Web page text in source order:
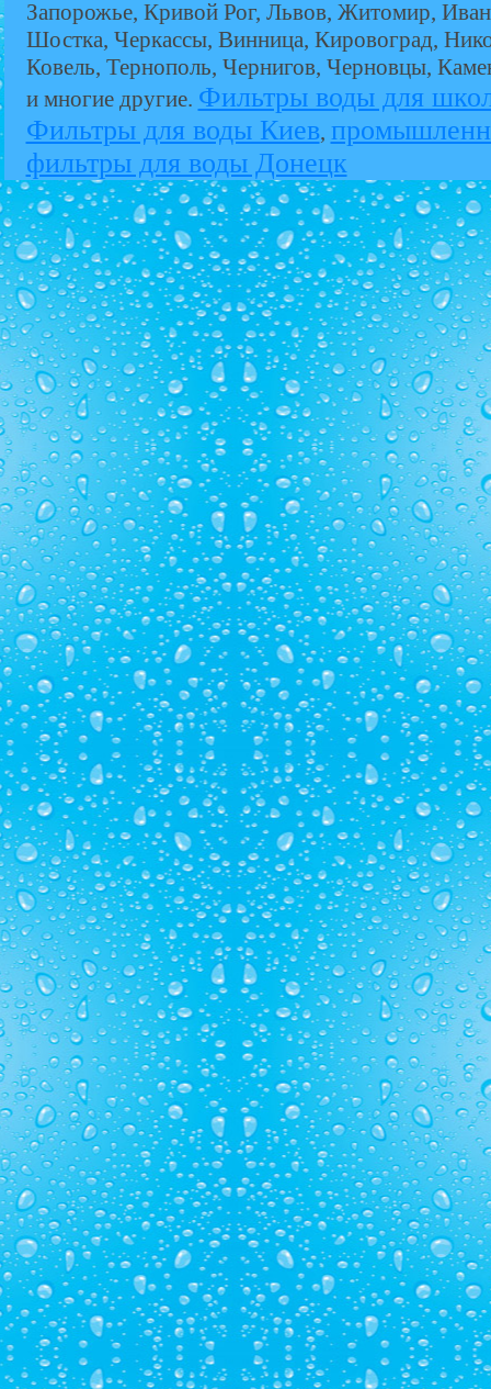
Запорожье, Кривой Рог, Львов, Житомир,
Шостка, Черкассы, Винница, Кировоград,
Ковель, Тернополь, Чернигов, Черновцы,
и многие другие. Фильтры воды для
Фильтры для воды Киев,
фильтры для воды Донецк